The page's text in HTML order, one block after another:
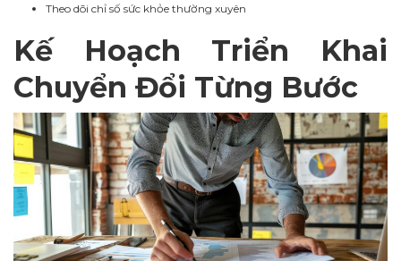
Theo dõi chỉ số sức khỏe thường xuyên
Kế Hoạch Triển Khai
Chuyển Đổi Từng Bước